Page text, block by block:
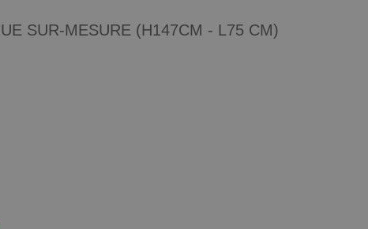
SUR-MESURE (H147CM - L75 CM)